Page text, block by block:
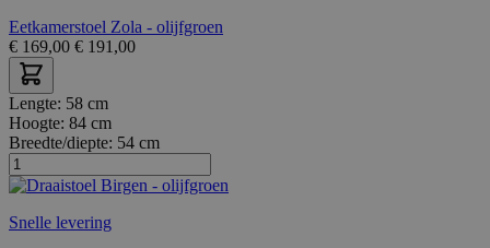
Eetkamerstoel Zola - olijfgroen
€ 169,00 € 191,00
Lengte: 58 cm
Hoogte: 84 cm
Breedte/diepte: 54 cm
Snelle levering